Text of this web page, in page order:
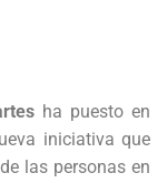
ha puesto en
iniciativa que
las personas en